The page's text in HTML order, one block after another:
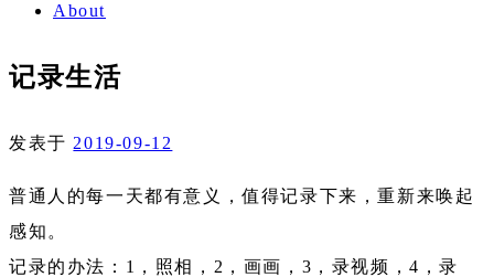
About
记录生活
发表于 2019-09-12
普通人的每一天都有意义，值得记录下来，重新来唤起
感知。
记录的办法：1，照相，2，画画，3，录视频，4，录